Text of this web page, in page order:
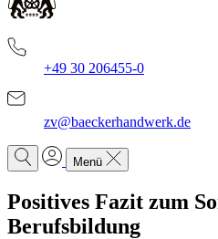
+49 30 206455-0
zv@baeckerhandwerk.de
Menü
Positives Fazit zum
Berufsbildung